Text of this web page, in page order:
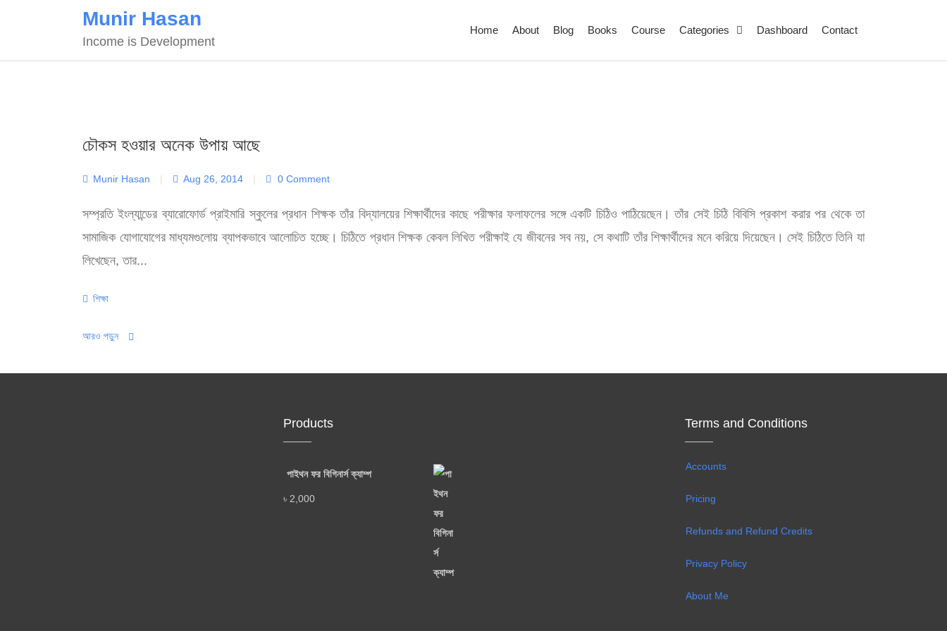
content
Munir Hasan
Income is Development
Home About Blog Books Course Categories Dashboard Contact
চৌকস হওয়ার অনেক উপায় আছে
Munir Hasan | Aug 26, 2014 | 0 Comment
সম্প্রতি ইংল্যান্ডের ব্যারোফোর্ড প্রাইমারি স্কুলের প্রধান শিক্ষক তাঁর বিদ্যালয়ের শিক্ষার্থীদের কাছে পরীক্ষার ফলাফলের সঙ্গে একটি চিঠিও পাঠিয়েছেন। তাঁর সেই চিঠি বিবিসি প্রকাশ করার পর থেকে তা
সামাজিক যোগাযোগের মাধ্যমগুলোয় ব্যাপকভাবে আলোচিত হচ্ছে। চিঠিতে প্রধান শিক্ষক কেবল লিখিত পরীক্ষাই যে জীবনের সব নয়, সে কথাটি তাঁর শিক্ষার্থীদের মনে করিয়ে দিয়েছেন। সেই চিঠিতে তিনি যা
লিখেছেন, তার...
Categories
শিক্ষা
আরও পড়ুন
Products
পাইথন ফর বিগিনার্স ক্যাম্প
৳ 2,000
Terms and Conditions
Accounts
Pricing
Refunds and Refund Credits
Privacy Policy
About Me